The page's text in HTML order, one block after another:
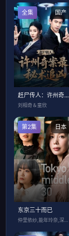
国产
全集
赶尸传人：许州奇案录秘术追凶
刘相奇＆童欣
日本
第2集
东京三十而已